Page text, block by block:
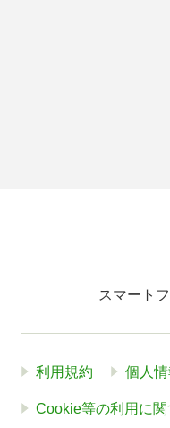
スマート
利用規約 個人
Cookie等の利用に